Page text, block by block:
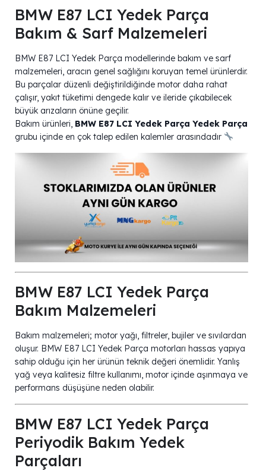
BMW E87 LCI Yedek Parça
Bakım & Sarf Malzemeleri
BMW E87 LCI Yedek Parça modellerinde bakım ve sarf
malzemeleri, aracın genel sağlığını koruyan temel ürünlerdir.
Bu parçalar düzenli değiştirildiğinde motor daha rahat
çalışır, yakıt tüketimi dengede kalır ve ileride çıkabilecek
büyük arızaların önüne geçilir.
Bakım ürünleri, BMW E87 LCI Yedek Parça Yedek Parça
grubu içinde en çok talep edilen kalemler arasındadır
BMW E87 LCI Yedek Parça
Bakım Malzemeleri
Bakım malzemeleri; motor yağı, filtreler, bujiler ve sıvılardan
oluşur. BMW E87 LCI Yedek Parça motorları hassas yapıya
sahip olduğu için her ürünün teknik değeri önemlidir. Yanlış
yağ veya kalitesiz filtre kullanımı, motor içinde aşınmaya ve
performans düşüşüne neden olabilir.
BMW E87 LCI Yedek Parça
Periyodik Bakım Yedek
Parçaları